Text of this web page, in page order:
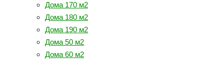
Дома 170 м2
Дома 180 м2
Дома 190 м2
Дома 50 м2
Дома 60 м2